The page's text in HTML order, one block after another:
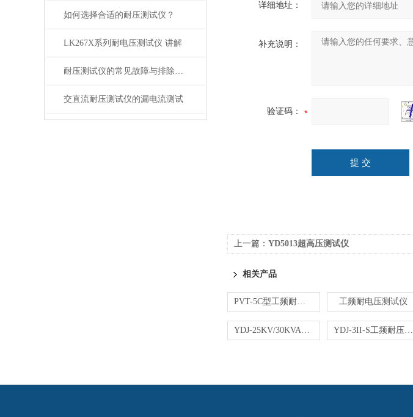
如何选择合适的耐压测试仪？
LK267X系列耐电压测试仪 讲解
耐压测试仪的常见故障与排除方法
交直流耐压测试仪的漏电流测试
详细地址：
补充说明：
验证码：
上一篇： YD5013超高压测试仪
相关产品
PVT-5C型工频耐电压试验仪 工频耐电压测试仪
YDJ-25KV/30KVA工频耐压试验仪 YDJ-3II-S工频耐压试验仪